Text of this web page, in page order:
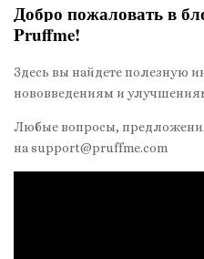
ц
и
я
п
о
з
а
S
t
e
S
i
d
Добро пожаловать в
Pruffme!
Здесь вы найдете полезную
нововведениям и
Любые вопросы,
на support@pruffme.com